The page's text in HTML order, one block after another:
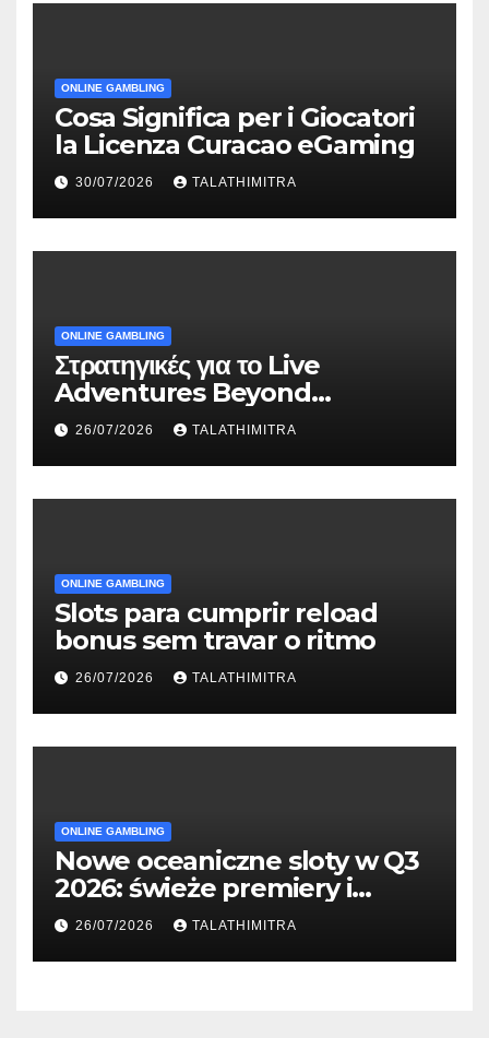
ONLINE GAMBLING
Cosa Significa per i Giocatori
la Licenza Curacao eGaming
30/07/2026 TALATHIMITRA
ONLINE GAMBLING
Στρατηγικές για το Live
Adventures Beyond
Wonderland που Στέκουν
26/07/2026 TALATHIMITRA
ONLINE GAMBLING
Slots para cumprir reload
bonus sem travar o ritmo
26/07/2026 TALATHIMITRA
ONLINE GAMBLING
Nowe oceaniczne sloty w Q3
2026: świeże premiery i
studia
26/07/2026 TALATHIMITRA